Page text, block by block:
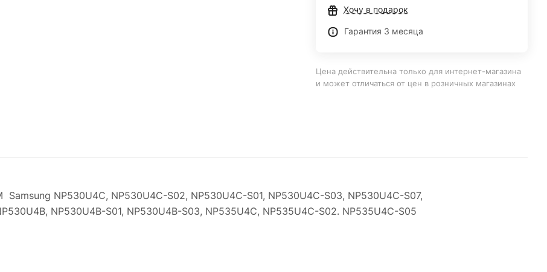
Хочу в подарок
Гарантия 3 месяца
Цена действительна только для интернет-магазина
и может отличаться от цен в розничных магазинах
NP530U4C, NP530U4C-S02, NP530U4C-S01, NP530U4C-S03, NP530U4C-S07,
NP530U4B-S01, NP530U4B-S03, NP535U4C, NP535U4C-S02. NP535U4C-S05